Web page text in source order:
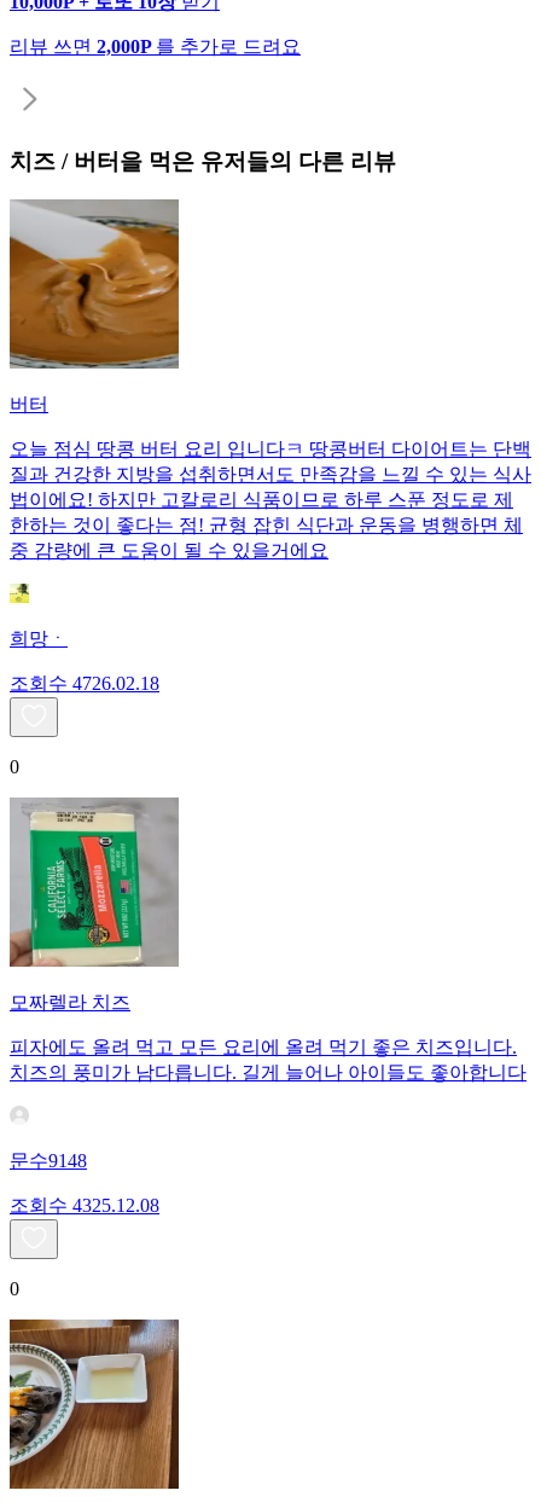
리뷰 쓰면 2,000P 를 추가로 드려요
치즈 / 버터 을 먹은 유저들의 다른 리뷰
버터
오늘 점심 땅콩 버터 요리 입니다ㅋ 땅콩버터 다이어트는 단백
질과 건강한 지방을 섭취하면서도 만족감을 느낄 수 있는 식사
법이에요! 하지만 고칼로리 식품이므로 하루 스푼 정도로 제
한하는 것이 좋다는 점! 균형 잡힌 식단과 운동을 병행하면 체
중 감량에 큰 도움이 될 수 있을거에요
희망ㆍ
조회수 4726.02.18
0
모짜렐라 치즈
피자에도 올려 먹고 모든 요리에 올려 먹기 좋은 치즈입니다.
치즈의 풍미가 남다릅니다. 길게 늘어나 아이들도 좋아합니다
문수9148
조회수 4325.12.08
0